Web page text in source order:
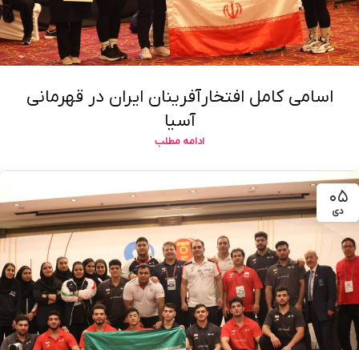
اسامی کامل افتخارآفرینان ایران در قهرمانی
آسیا
ادامه مطلب
۰۵
دی